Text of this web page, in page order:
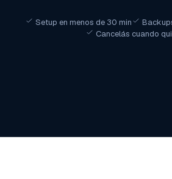
Setup en menos de 30 min
Cancelás cuando